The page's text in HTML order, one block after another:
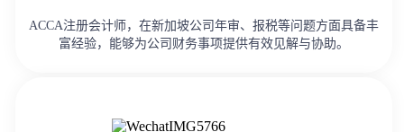
ACCA注册会计师，在新加坡公司年审、报税等问题方面具备丰
富经验，能够为公司财务事项提供有效见解与协助。